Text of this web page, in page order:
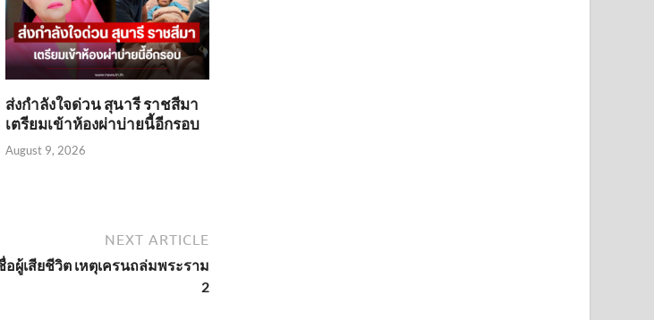
ส่งกำลังใจด่วน สุนารี ราชสีมา
เตรียมเข้าห้องผ่าบ่ายนี้อีกรอบ
August 9, 2026
NEXT ARTICLE
อผู้เสียชีวิต เหตุเครนถล่มพระราม
2